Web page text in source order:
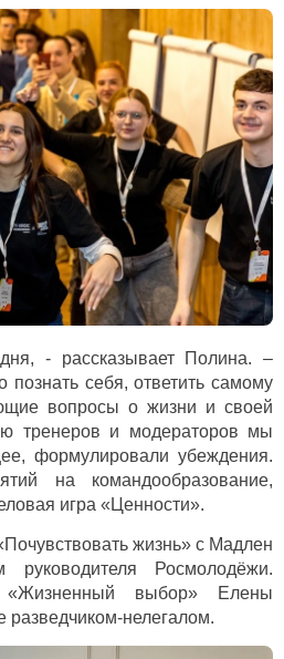
- рассказывает Полина. –
познать себя, ответить самому
вопросы о жизни и своей
тренеров и модераторов мы
формулировали убеждения.
на командообразование,
игра «Ценности».
жизнь» с Мадлен
руководителя Росмолодёжи.
«Жизненный выбор» Елены
разведчиком-нелегалом.